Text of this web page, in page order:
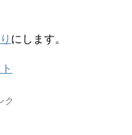
にします。
ク